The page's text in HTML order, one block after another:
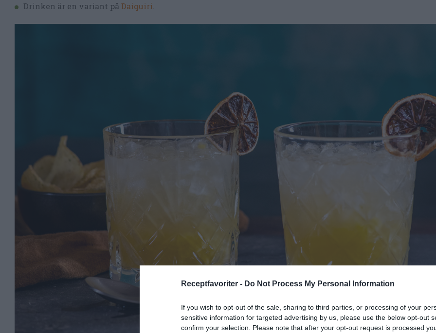
Receptfavoriter - Do Not Process My Personal Information
If you wish to opt-out of the sale, sharing to third parties, or processing of your
sensitive information for targeted advertising by us, please use the below opt-out
confirm your selection. Please note that after your opt-out request is processed
Drinken är en variant på Daiquiri